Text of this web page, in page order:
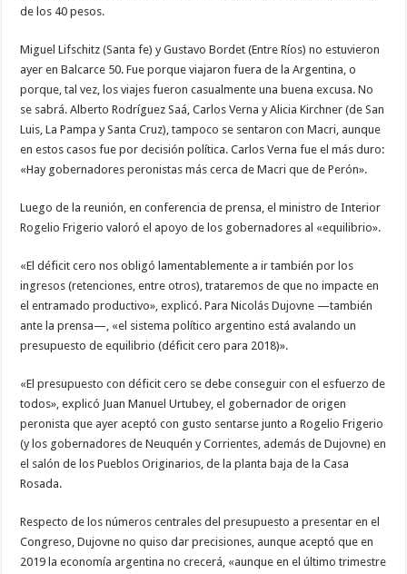
de los 40 pesos.
Miguel Lifschitz (Santa fe) y Gustavo Bordet (Entre Ríos) no estuvieron
ayer en Balcarce 50. Fue porque viajaron fuera de la Argentina, o
porque, tal vez, los viajes fueron casualmente una buena excusa. No
se sabrá. Alberto Rodríguez Saá, Carlos Verna y Alicia Kirchner (de San
Luis, La Pampa y Santa Cruz), tampoco se sentaron con Macri, aunque
en estos casos fue por decisión política. Carlos Verna fue el más duro:
«Hay gobernadores peronistas más cerca de Macri que de Perón».
Luego de la reunión, en conferencia de prensa, el ministro de Interior
Rogelio Frigerio valoró el apoyo de los gobernadores al «equilibrio».
«El déficit cero nos obligó lamentablemente a ir también por los
ingresos (retenciones, entre otros), trataremos de que no impacte en
el entramado productivo», explicó. Para Nicolás Dujovne —también
ante la prensa—, «el sistema político argentino está avalando un
presupuesto de equilibrio (déficit cero para 2018)».
«El presupuesto con déficit cero se debe conseguir con el esfuerzo de
todos», explicó Juan Manuel Urtubey, el gobernador de origen
peronista que ayer aceptó con gusto sentarse junto a Rogelio Frigerio
(y los gobernadores de Neuquén y Corrientes, además de Dujovne) en
el salón de los Pueblos Originarios, de la planta baja de la Casa
Rosada.
Respecto de los números centrales del presupuesto a presentar en el
Congreso, Dujovne no quiso dar precisiones, aunque aceptó que en
2019 la economía argentina no crecerá, «aunque en el último trimestre